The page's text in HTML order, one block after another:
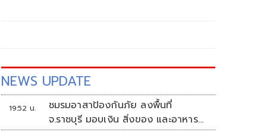
NEWS UPDATE
19:52 น.
ชมรมอาสาป้องกันภัย ลงพื้นที่
จ.ราชบุรี มอบเงิน สิ่งของ และอาหาร